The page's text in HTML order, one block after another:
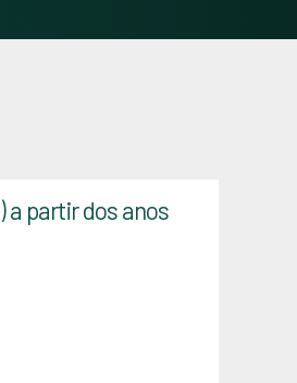
a partir dos anos